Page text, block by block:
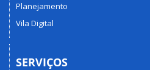
Planejamento
Vila Digital
SERVIÇOS